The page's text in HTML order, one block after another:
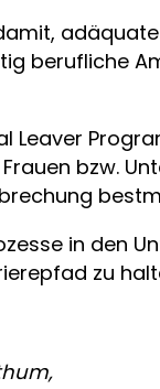
berufliche
Leaver
bzw.
in den
zu